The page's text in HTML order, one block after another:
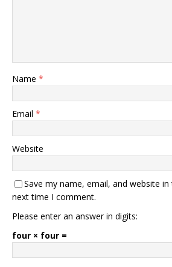
Name *
Email *
Website
Save my name, email, and website
next time I comment.
Please enter an answer in digits:
four × four =